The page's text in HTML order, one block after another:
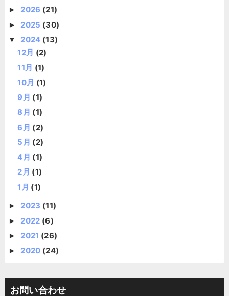
► 2026 (21)
► 2025 (30)
▼ 2024 (13)
12月 (2)
11月 (1)
10月 (1)
9月 (1)
8月 (1)
6月 (2)
5月 (2)
4月 (1)
2月 (1)
1月 (1)
► 2023 (11)
► 2022 (6)
► 2021 (26)
► 2020 (24)
お問い合わせ